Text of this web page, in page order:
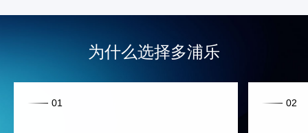
为什么选择多浦乐
01 02